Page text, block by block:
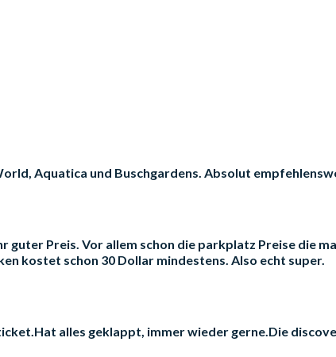
Aquatica und Buschgardens. Absolut
Preis. Vor allem schon die parkplatz Preise die
kostet schon 30 Dollar mindestens. Also echt super.
alles geklappt, immer wieder gerne.Die